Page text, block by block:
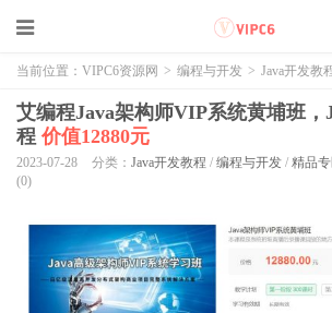
当前位置： VIPC6资源网 > 编程与开发 > Java开发教
艾编程Java架构师VIP系统黄埔班，
程 价值12880元
2023-07-28 分类： Java开发教程 / 编程与开发 / 精品
(0)